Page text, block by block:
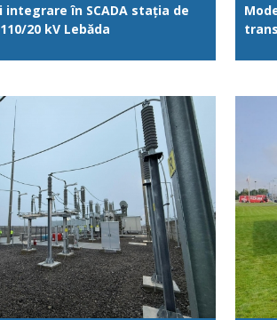
integrare în SCADA stația de
20 kV Lebăda